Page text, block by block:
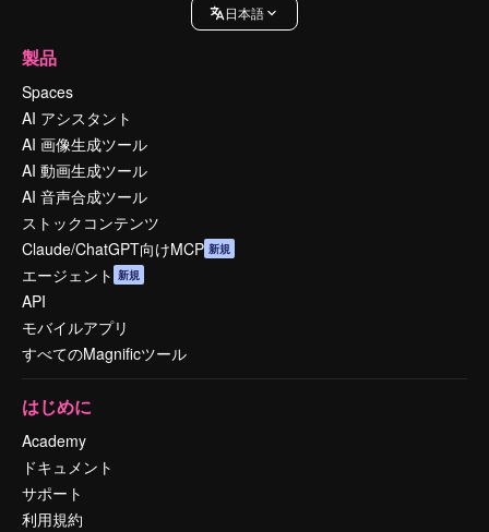
日本語
製品
Spaces
AI アシスタント
AI 画像生成ツール
AI 動画生成ツール
AI 音声合成ツール
ストックコンテンツ
Claude/ChatGPT向けMCP 新規
エージェント 新規
API
モバイルアプリ
すべてのMagnificツール
はじめに
Academy
ドキュメント
サポート
利用規約